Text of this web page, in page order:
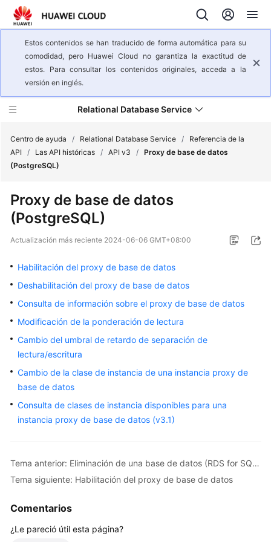
Estos contenidos se han traducido de forma automática para su
comodidad, pero Huawei Cloud no garantiza la exactitud de
estos. Para consultar los contenidos originales, acceda a la
versión en inglés.
Relational Database Service
del
servicio
Pasos
Guía
del
Referencia
de
Antes
de
Descripción
de
a
Centro de ayuda / Relational Database Service /
Referencia de la
API / Las API históricas / API v3 / Proxy de base de datos
(PostgreSQL)
Proxy de base de datos
(PostgreSQL)
Actualización más reciente 2024-06-06 GMT+08:00
Habilitación del proxy de base de datos
Deshabilitación del proxy de base de datos
Consulta de información sobre el proxy de base de datos
Modificación de la ponderación de lectura
Cambio del umbral de retardo de separación de
lectura/escritura
Cambio de la clase de instancia de una instancia proxy de
base de datos
Consulta de clases de instancia disponibles para una
instancia proxy de base de datos (v3.1)
Tema anterior: Eliminación de una base de datos (RDS for SQL Server)
Tema siguiente: Habilitación del proxy de base de datos
Comentarios
¿Le pareció útil esta página?